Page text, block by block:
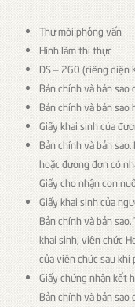
Thư mời phỏng vấn
Hình làm thị thực
DS – 260 (riêng diện
Bản chính và bản sao
Bản chính và bản sao
Giấy khai sinh của
Bản chính và bản
hoặc đương đơn có
Giấy cho nhận con
Giấy khai sinh của
Bản chính và bản
khai sinh, viên chức
của viên chức sau khi
Giấy chứng nhận kết
Bản chính và bản sao